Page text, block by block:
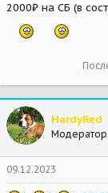
2000₽ на СБ (в
HardyRed
Модератор
09.12.2023